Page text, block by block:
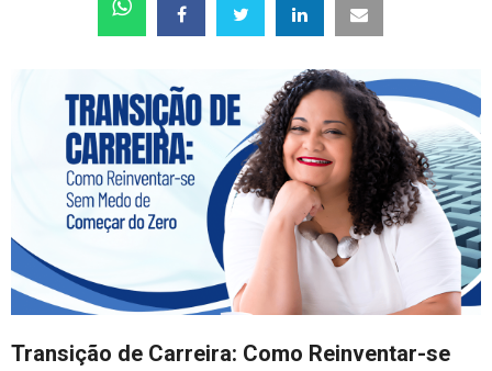
Transição de Carreira: Como Reinventar-se